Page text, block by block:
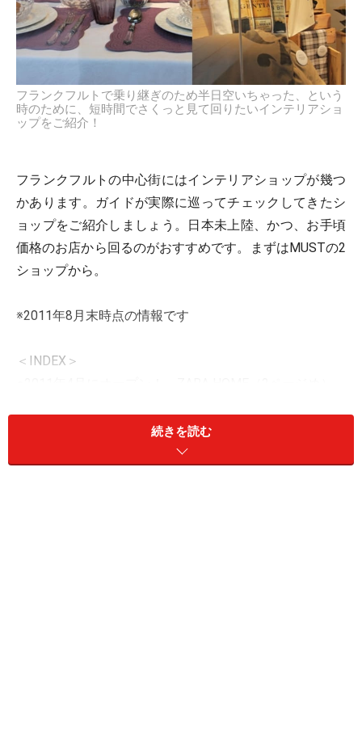
フランクフルトで乗り継ぎのため半日空いちゃった、という
時のために、短時間でさくっと見て回りたいインテリアショ
ップをご紹介！
フランクフルトの中心街にはインテリアショップが幾つ
かあります。ガイドが実際に巡ってチェックしてきたシ
ョップをご紹介しましょう。日本未上陸、かつ、お手頃
価格のお店から回るのがおすすめです。まずはMUSTの2
ショップから。
※2011年8月末時点の情報です
＜INDEX＞
●フランクフルトの繁華街Zeil周辺のその他おすすめショ
続きを読む